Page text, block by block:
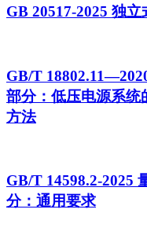
GB 20517-2025 独
GB/T
部分：低压电源系统
方法
GB/T 14598.2-2025
分：通用要求